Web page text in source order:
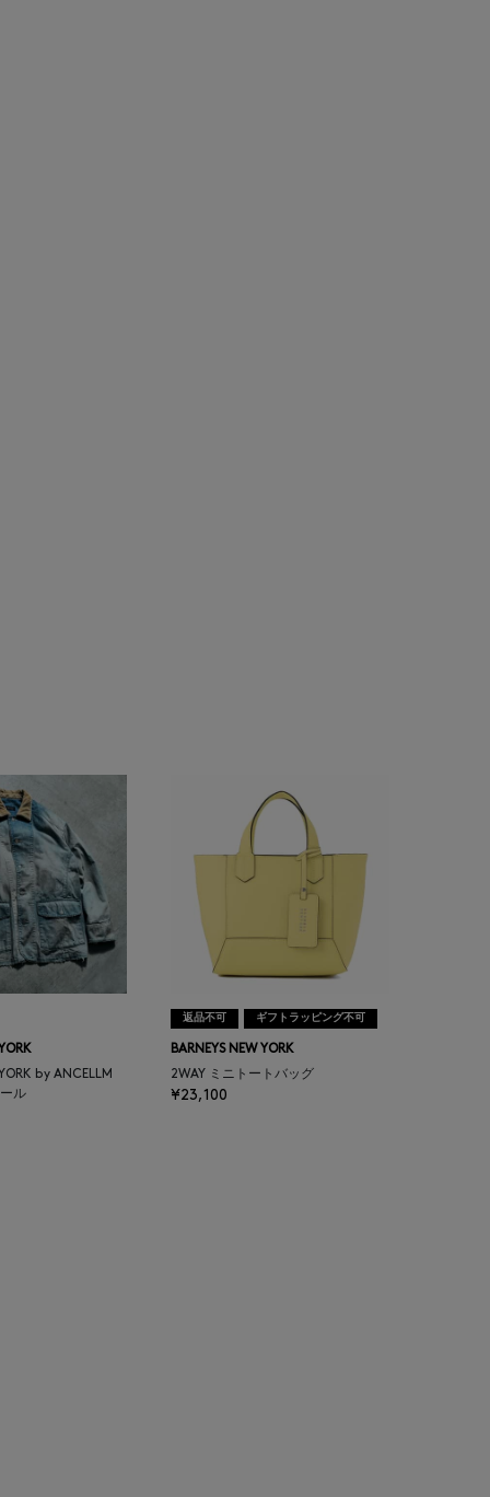
YORK by ANCELLM
ル
返品不可 ギフトラッピング不可
BARNEYS NEW YORK
2WAY ミニトートバッグ
¥23,100